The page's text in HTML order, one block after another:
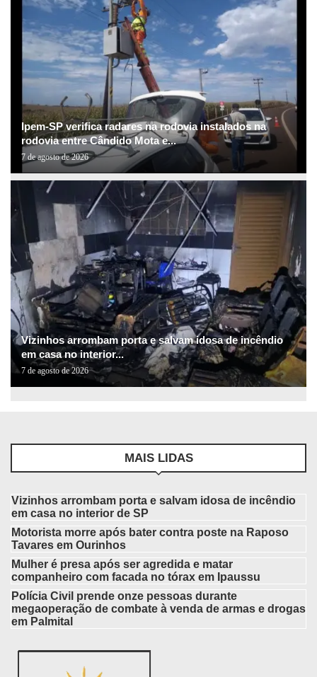
Ipem-SP verifica radares na rodovia instalados na
rodovia entre Cândido Mota e...
7 de agosto de 2026
Vizinhos arrombam porta e salvam idosa de incêndio
em casa no interior...
7 de agosto de 2026
MAIS LIDAS
Vizinhos arrombam porta e salvam idosa de incêndio
em casa no interior de SP
Motorista morre após bater contra poste na Raposo
Tavares em Ourinhos
Mulher é presa após ser agredida e matar
companheiro com facada no tórax em Ipaussu
Polícia Civil prende onze pessoas durante
megaoperação de combate à venda de armas e drogas
em Palmital